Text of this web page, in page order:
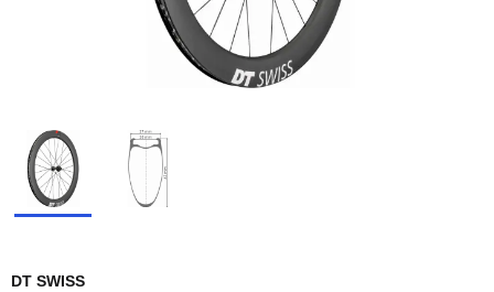
DT SWISS